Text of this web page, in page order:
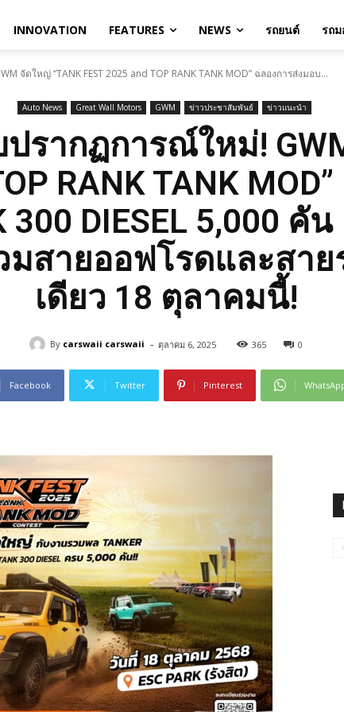
INNOVATION FEATURES NEWS รถยนต์ รถม
จัดใหญ่ “TANK FEST 2025 and TOP RANK TANK MOD” ฉลองการส่งมอบ...
Auto News Great Wall Motors GWM ข่าวประชาสัมพันธ์ ข่าวแนะนำ
รากฏการณ์ใหม่!
RANK TANK
300 DIESEL 5,000
มสายออฟโรดและสา
เดียว 18 ตุลาคมนี้!
By carswaii carswaii - ตุลาคม 6, 2025 365 0
Facebook Twitter Pinterest